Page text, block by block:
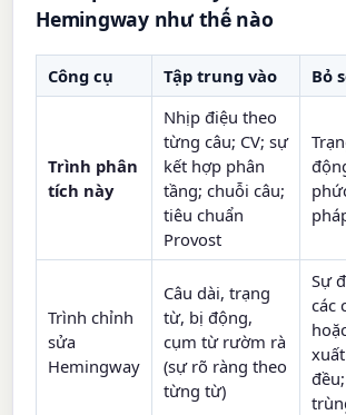
Hemingway như thế nào
Công cụ Tập trung vào Bỏ
Trình phân
tích này
Nhịp điệu theo
từng câu; CV; sự
kết hợp phân
tầng; chuỗi câu;
tiêu chuẩn
Provost
Trình chỉnh
sửa
Hemingway
Câu dài, trạng
từ, bị động,
cụm từ rườm rà
(sự rõ ràng theo
từng từ)
Sự
các